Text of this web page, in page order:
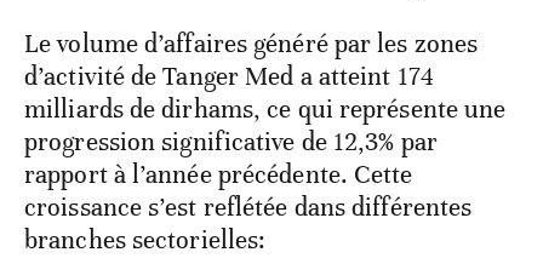
Le volume d’affaires généré par les zones
d’activité de Tanger Med a atteint 174
milliards de dirhams, ce qui représente une
progression significative de 12,3% par
rapport à l’année précédente. Cette
croissance s’est reflétée dans différentes
branches sectorielles: